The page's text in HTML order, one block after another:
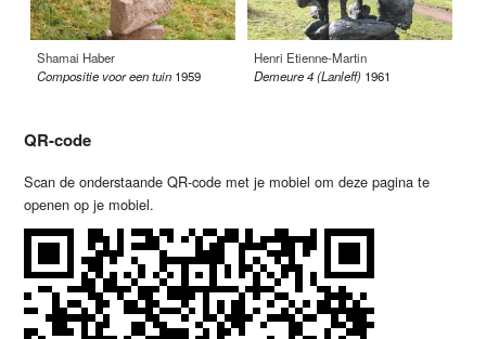
Shamai Haber
Compositie voor een tuin 1959
Henri Etienne-Martin
Demeure 4 (Lanleff) 1961
QR-code
Scan de onderstaande QR-code met je mobiel om deze pagina te
openen op je mobiel.